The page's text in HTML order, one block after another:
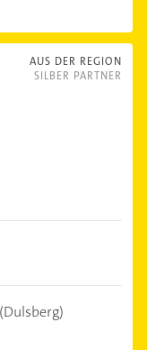
AUS DER REGION
SILBER PARTNER
(Dulsberg)